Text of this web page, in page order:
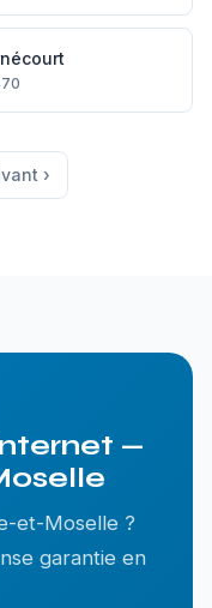
›
—
et-Moselle ?
garantie en